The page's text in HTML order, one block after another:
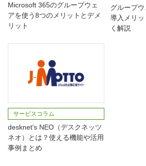
Microsoft 365のグループウェ
アを使う8つのメリットとデメ
リット
グループ
導入メリ
く解説
サービスコラム
desknet's NEO（デスクネッツ
ネオ）とは？使える機能や活用
事例まとめ